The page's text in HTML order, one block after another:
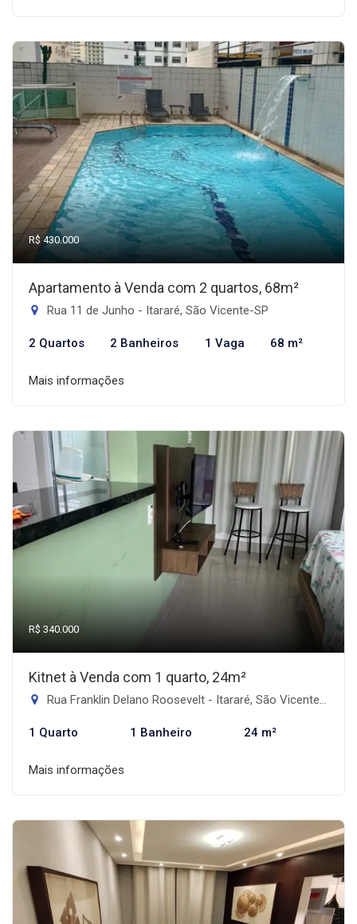
R$ 430.000
Apartamento à Venda com 2 quartos, 68m²
Rua 11 de Junho - Itararé, São Vicente-SP
2 Quartos 2 Banheiros 1 Vaga 68 m²
Mais informações
R$ 340.000
Kitnet à Venda com 1 quarto, 24m²
Rua Franklin Delano Roosevelt - Itararé, São Vicente-SP
1 Quarto 1 Banheiro 24 m²
Mais informações